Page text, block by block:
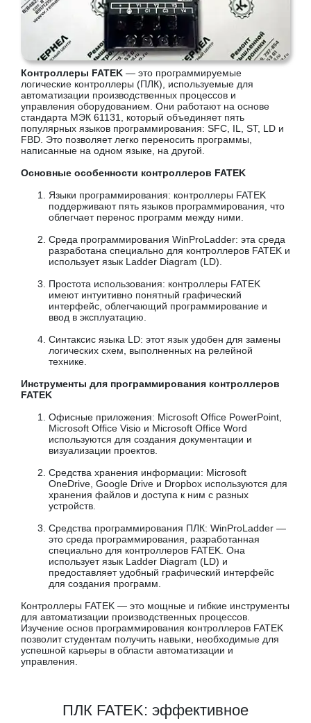
Контроллеры FATEK — это программируемые
логические контроллеры (ПЛК), используемые для
автоматизации производственных процессов и
управления оборудованием. Они работают на основе
стандарта МЭК 61131, который объединяет пять
популярных языков программирования: SFC, IL, ST, LD и
FBD. Это позволяет легко переносить программы,
написанные на одном языке, на другой.
Основные особенности контроллеров FATEK
Языки программирования: контроллеры FATEK
поддерживают пять языков программирования, что
облегчает перенос программ между ними.
Среда программирования WinProLadder: эта среда
разработана специально для контроллеров FATEK и
использует язык Ladder Diagram (LD).
Простота использования: контроллеры FATEK
имеют интуитивно понятный графический
интерфейс, облегчающий программирование и
ввод в эксплуатацию.
Синтаксис языка LD: этот язык удобен для замены
логических схем, выполненных на релейной
технике.
Инструменты для программирования контроллеров
FATEK
Офисные приложения: Microsoft Office PowerPoint,
Microsoft Office Visio и Microsoft Office Word
используются для создания документации и
визуализации проектов.
Средства хранения информации: Microsoft
OneDrive, Google Drive и Dropbox используются для
хранения файлов и доступа к ним с разных
устройств.
Средства программирования ПЛК: WinProLadder —
это среда программирования, разработанная
специально для контроллеров FATEK. Она
использует язык Ladder Diagram (LD) и
предоставляет удобный графический интерфейс
для создания программ.
Контроллеры FATEK — это мощные и гибкие инструменты
для автоматизации производственных процессов.
Изучение основ программирования контроллеров FATEK
позволит студентам получить навыки, необходимые для
успешной карьеры в области автоматизации и
управления.
ПЛК FATEK: эффективное